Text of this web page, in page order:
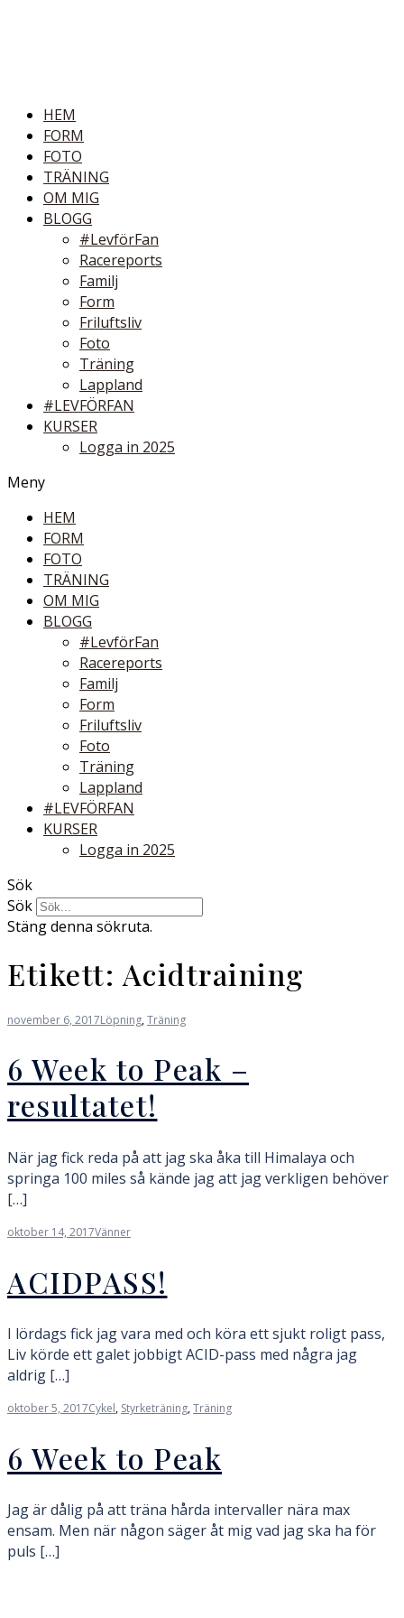
HEM
FORM
FOTO
TRÄNING
OM MIG
BLOGG
#LevförFan
Racereports
Familj
Form
Friluftsliv
Foto
Träning
Lappland
#LEVFÖRFAN
KURSER
Logga in 2025
Meny
HEM
FORM
FOTO
TRÄNING
OM MIG
BLOGG
#LevförFan
Racereports
Familj
Form
Friluftsliv
Foto
Träning
Lappland
#LEVFÖRFAN
KURSER
Logga in 2025
Sök
Sök
Stäng denna sökruta.
Etikett: Acidtraining
november 6, 2017Löpning,Träning
6 Week to Peak –
resultatet!
När jag fick reda på att jag ska åka till Himalaya och
springa 100 miles så kände jag att jag verkligen behöver
[…]
oktober 14, 2017Vänner
ACIDPASS!
I lördags fick jag vara med och köra ett sjukt roligt pass,
Liv körde ett galet jobbigt ACID-pass med några jag
aldrig […]
oktober 5, 2017Cykel, Styrketräning,Träning
6 Week to Peak
Jag är dålig på att träna hårda intervaller nära max
ensam. Men när någon säger åt mig vad jag ska ha för
puls […]